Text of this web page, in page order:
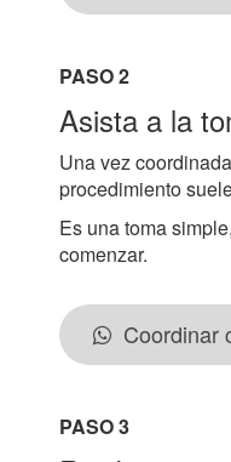
PASO 2
Asista a la
Una vez
procedimiento
Es una toma
comenzar.
Coordinar
PASO 3